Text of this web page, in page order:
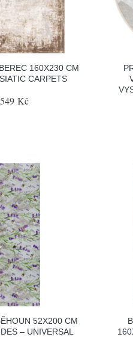
160X230 CM
CARPETS
Kč
52X200 CM
– UNIVERSAL